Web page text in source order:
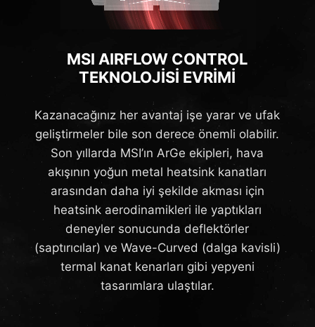
MSI AIRFLOW CONTROL
TEKNOLOJİSİ EVRİMİ
Kazanacağınız her avantaj işe yarar ve ufak
geliştirmeler bile son derece önemli olabilir.
Son yıllarda MSI’ın ArGe ekipleri, hava
akışının yoğun metal heatsink kanatları
arasından daha iyi şekilde akması için
heatsink aerodinamikleri ile yaptıkları
deneyler sonucunda deflektörler
(saptırıcılar) ve Wave-Curved (dalga kavisli)
termal kanat kenarları gibi yepyeni
tasarımlara ulaştılar.